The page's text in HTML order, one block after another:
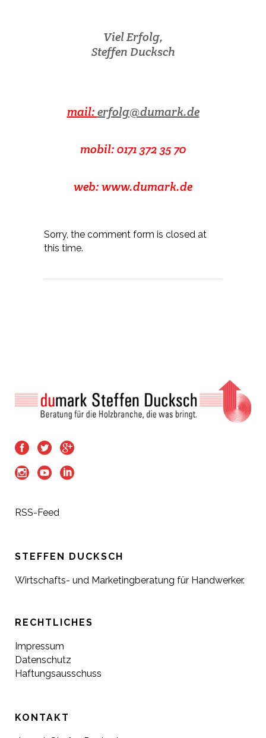
Viel Erfolg,
Steffen Ducksch
mail:erfolg@dumark.de
mobil: 0171 372 35 70
web:www.dumark.de
Sorry, the comment form is closed at
this time.
RSS-Feed
STEFFEN DUCKSCH
Wirtschafts- und Marketingberatung für Handwerker.
RECHTLICHES
Impressum
Datenschutz
Haftungsausschuss
KONTAKT